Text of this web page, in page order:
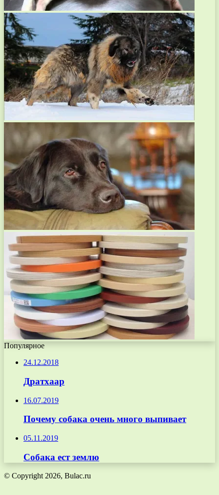
Популярное
24.12.2018
Дратхаар
16.07.2019
Почему собака очень много выпивает
05.11.2019
Собака ест землю
© Copyright 2026, Bulac.ru